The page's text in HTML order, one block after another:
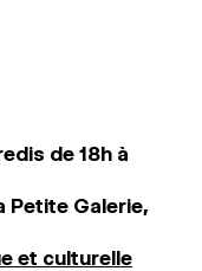
de 18h à
Petite Galerie,
et culturelle